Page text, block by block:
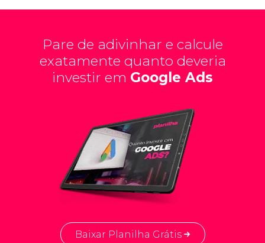
Pare de adivinhar e calcule
exatamente quanto deveria
investir em Google Ads
Baixar Planilha Grátis